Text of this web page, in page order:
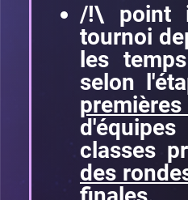
/!\ point
tournoi
les
selon
classes
des